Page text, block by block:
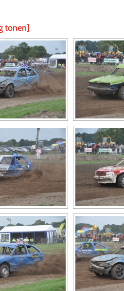
tonen]